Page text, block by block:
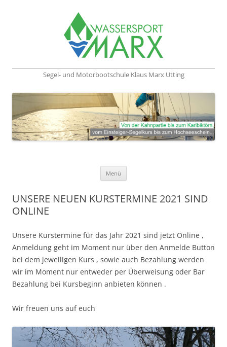
Segel- und Motorbootschule Klaus Marx Utting
Menü
UNSERE NEUEN KURSTERMINE 2021 SIND
ONLINE
Unsere Kurstermine für das Jahr 2021 sind jetzt Online ,
Anmeldung geht im Moment nur über den Anmelde Button
bei dem jeweiligen Kurs , sowie auch Bezahlung werden
wir im Moment nur entweder per Überweisung oder Bar
Bezahlung bei Kursbeginn anbieten können .
Wir freuen uns auf euch